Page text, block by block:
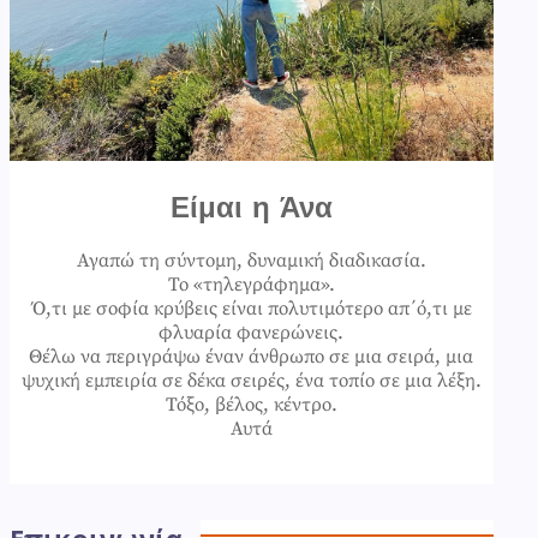
Είμαι η Άνα
Αγαπώ τη σύντομη, δυναμική διαδικασία.
Το «τηλεγράφημα».
Ό,τι με σοφία κρύβεις είναι πολυτιμότερο απ΄ό,τι με
φλυαρία φανερώνεις.
Θέλω να περιγράψω έναν άνθρωπο σε μια σειρά, μια
ψυχική εμπειρία σε δέκα σειρές, ένα τοπίο σε μια λέξη.
Τόξο, βέλος, κέντρο.
Αυτά